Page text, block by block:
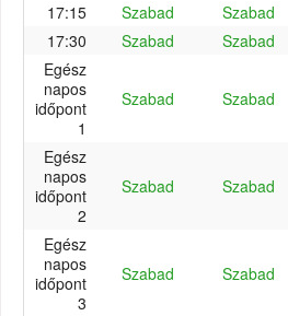
17:15
Szabad Szabad
17:30
Szabad Szabad
Egész
napos
időpont
1
Szabad Szabad
Egész
napos
időpont
2
Szabad Szabad
Egész
napos
időpont
3
Szabad Szabad